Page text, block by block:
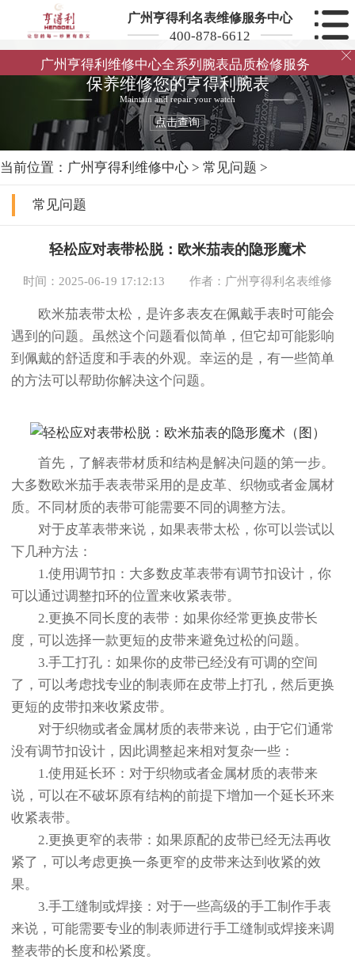
广州亨得利名表维修服务中心
400-878-6612
广州亨得利维修中心全系列腕表品质检修服务

保养维修您的亨得利腕表
Maintain and repair your watch
点击查询
当前位置： 广州亨得利维修中心 > 常见问题 >
常见问题
轻松应对表带松脱：欧米茄表的隐形魔术
时间：2025-06-19 17:12:13 作者：广州亨得利名表维修
欧米茄表带太松，是许多表友在佩戴手表时可能会
遇到的问题。虽然这个问题看似简单，但它却可能影响
到佩戴的舒适度和手表的外观。幸运的是，有一些简单
的方法可以帮助你解决这个问题。
首先，了解表带材质和结构是解决问题的第一步。
大多数欧米茄手表表带采用的是皮革、织物或者金属材
质。不同材质的表带可能需要不同的调整方法。
对于皮革表带来说，如果表带太松，你可以尝试以
下几种方法：
1.使用调节扣：大多数皮革表带有调节扣设计，你
可以通过调整扣环的位置来收紧表带。
2.更换不同长度的表带：如果你经常更换皮带长
度，可以选择一款更短的皮带来避免过松的问题。
3.手工打孔：如果你的皮带已经没有可调的空间
了，可以考虑找专业的制表师在皮带上打孔，然后更换
更短的皮带扣来收紧皮带。
对于织物或者金属材质的表带来说，由于它们通常
没有调节扣设计，因此调整起来相对复杂一些：
1.使用延长环：对于织物或者金属材质的表带来
说，可以在不破坏原有结构的前提下增加一个延长环来
收紧表带。
2.更换更窄的表带：如果原配的皮带已经无法再收
紧了，可以考虑更换一条更窄的皮带来达到收紧的效
果。
3.手工缝制或焊接：对于一些高级的手工制作手表
来说，可能需要专业的制表师进行手工缝制或焊接来调
整表带的长度和松紧度。